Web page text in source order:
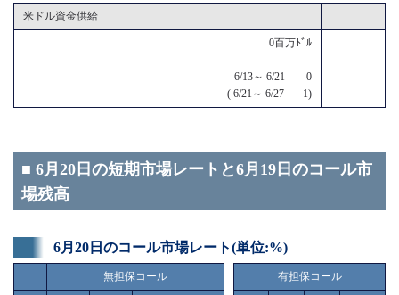
米ドル資金供給
0百万ﾄﾞﾙ
6/13～ 6/21 0
( 6/21～ 6/27 1)
■ 6月20日の短期市場レートと6月19日のコール市
場残高
6月20日のコール市場レート(単位:%)
無担保コール 有担保コール